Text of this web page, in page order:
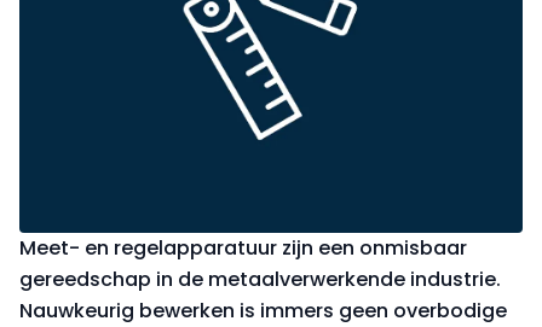
Meet- en regelapparatuur zijn een onmisbaar
gereedschap in de metaalverwerkende industrie.
Nauwkeurig bewerken is immers geen overbodige